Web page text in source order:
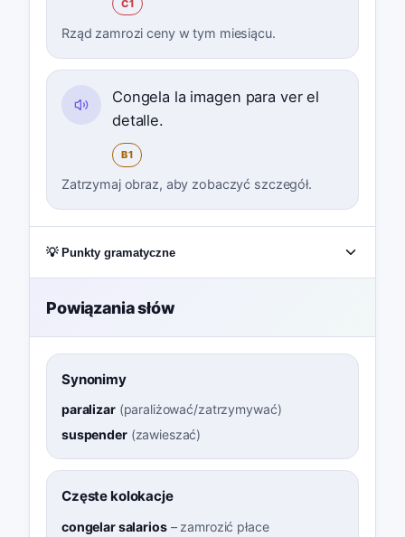
C1
Rząd zamrozi ceny w tym miesiącu.
Congela la imagen para ver el
detalle.
B1
Zatrzymaj obraz, aby zobaczyć szczegół.
💡 Punkty gramatyczne
Powiązania słów
Synonimy
paralizar(paraliżować/zatrzymywać)
suspender(zawieszać)
Częste kolokacje
congelar salarios– zamrozić płace